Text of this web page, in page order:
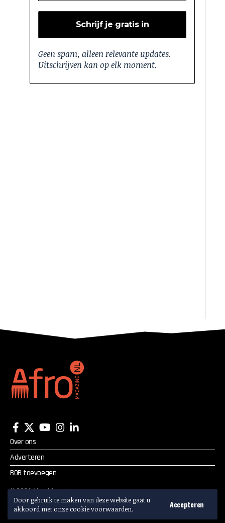
Door gebruik te maken van deze website gaat u
akkoord met onze cookie voorwaarden.
Accepteren
Geen spam, alleen relevante updates.
Uitschrijven kan op elk moment.
Over ons
Adverteren
BOB toevoegen
©2026Afro Magazine.
Alle rechten voorbehouden.
Adverteren? Mail:info@afromagazine.nl